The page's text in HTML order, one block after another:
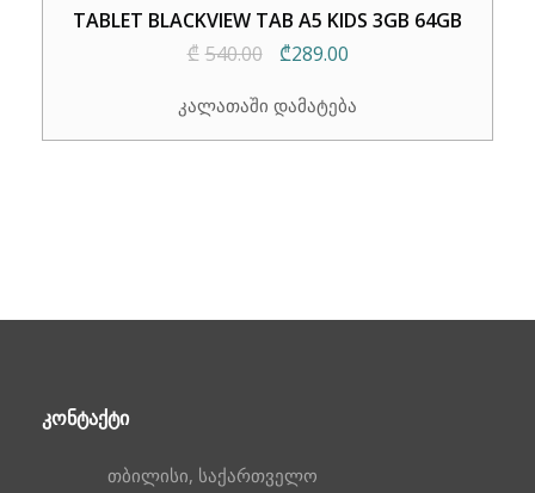
TABLET BLACKVIEW TAB A5 KIDS 3GB 64GB
₾ 540.00
Original
was:
₾289.00Current
is:
კალათაში დამატება
ᲙᲝᲜᲢᲐᲥᲢᲘ
თბილისი, საქართველო